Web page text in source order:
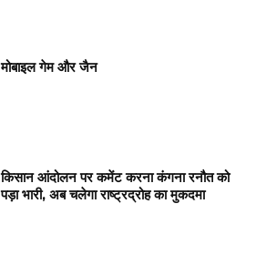
मोबाइल गेम और जैन
किसान आंदोलन पर कमेंट करना कंगना रनौत को
पड़ा भारी, अब चलेगा राष्ट्रद्रोह का मुकदमा